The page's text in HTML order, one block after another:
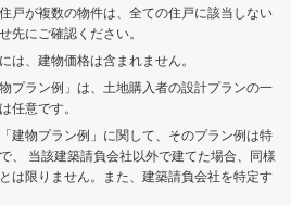
戸が複数の物件は、全ての住戸に該当しない
先にご確認ください。
は、建物価格は含まれません。
プラン例」は、土地購入者の設計プランの一
任意です。
建物プラン例」に関して、そのプラン例は特
、 当該建築請負会社以外で建てた場合、同様
は限りません。また、建築請負会社を特定す